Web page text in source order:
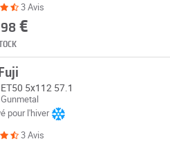
3 Avis
98€
5x112 57.1
pour l'hiver
3 Avis